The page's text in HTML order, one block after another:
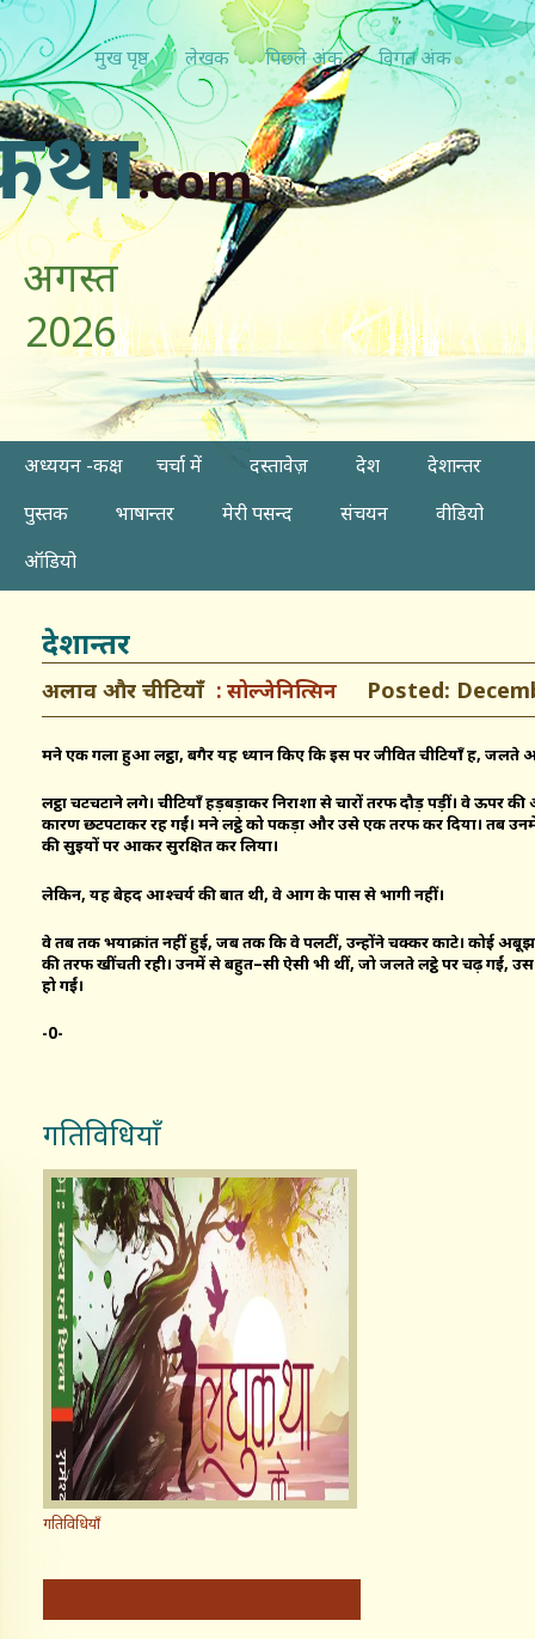
मुख पृष्ठ लेखक पिछ्ले अंक विगत अंक
.com
अगस्त
2026
अध्ययन -कक्ष चर्चा में दस्तावेज़ देश
देशान्तर
पुस्तक
भाषान्तर मेरी पसन्द संचयन
वीडियो
ऑडियो
देशान्तर
अलाव और चीटियाँ सोल्जेनित्सिन Posted:
मैंने एक गला हुआ लट्ठा, बगैर यह ध्यान किए कि इस पर जीवित चीटियाँ हैं, जलते
लट्ठा चटचटाने लगे। चीटियाँ हड़बड़ाकर निराशा से चारों तरफ दौड़ पड़ीं। वे
कारण छटपटाकर रह गईं। मैंने लट्ठे को पकड़ा और उसे एक तरफ कर दिया। तब उनमें
की सुइयों पर आकर सुरक्षित कर लिया।
लेकिन, यह बेहद आश्चर्य की बात थी, वे आग के पास से भागी नहीं।
वे तब तक भयाक्रांत नहीं हुई, जब तक कि वे पलटीं, उन्होंने चक्कर काटे। कोई
की तरफ खींचती रही। उनमें से बहुत–सी ऐसी भी थीं, जो जलते लट्ठे पर चढ़ गईं,
हो गईं।
-0-
गतिविधियाँ
गतिविधियाँ